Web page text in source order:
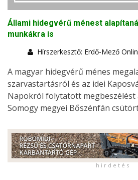
Állami hidegvérű ménest
munkákra is
Hírszerkesztő: Erdő-Mező
A magyar hidegvérű ménes
szarvastartásról és az idei
Napokról folytatott megbeszélést
Somogy megyei Bőszénfán
h i r d e t é s